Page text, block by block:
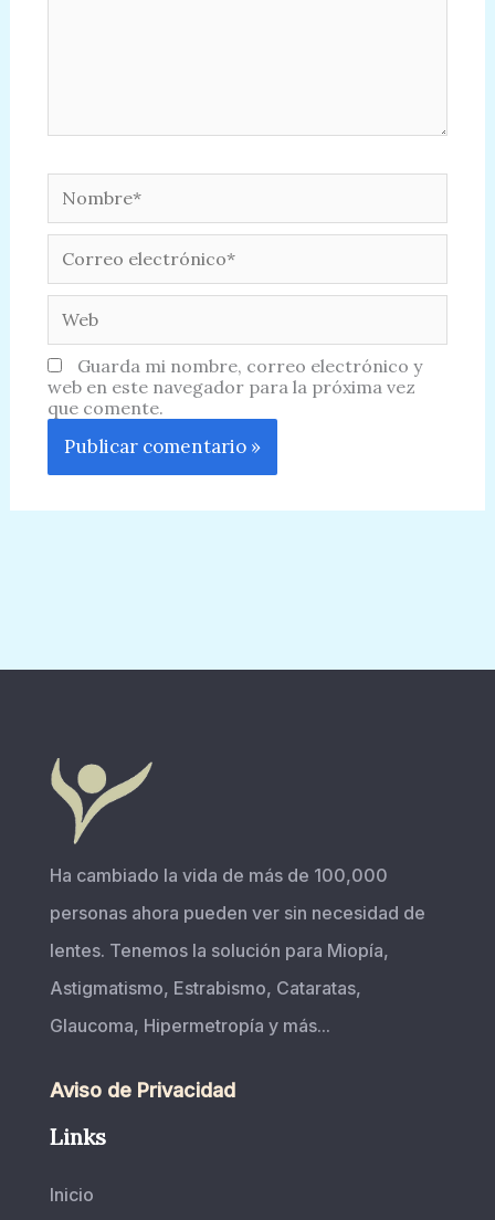
electrónico*
Guarda mi nombre, correo electrónico y
web en este navegador para la próxima vez
que comente.
Ha cambiado la vida de más de 100,000
personas ahora pueden ver sin necesidad de
lentes. Tenemos la solución para Miopía,
Astigmatismo, Estrabismo, Cataratas,
Glaucoma, Hipermetropía y más...
Aviso de Privacidad
Links
Inicio